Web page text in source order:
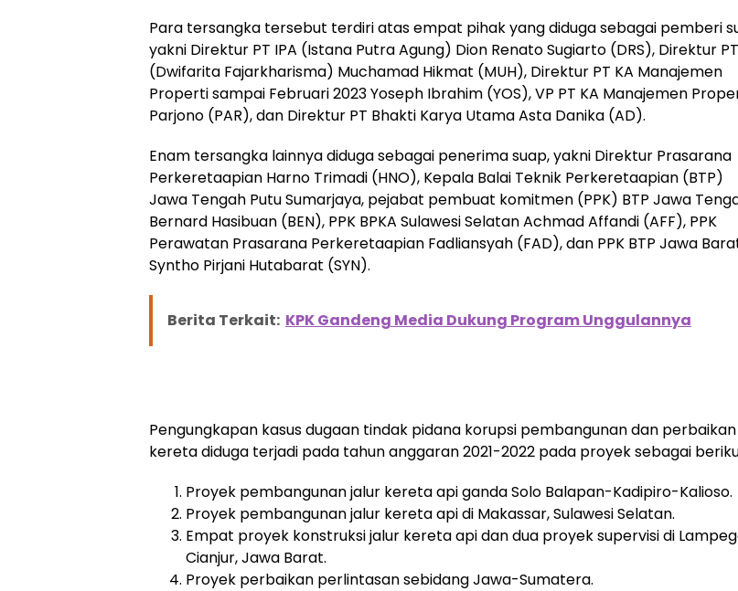
Para tersangka tersebut terdiri atas empat pihak yang diduga sebagai pemberi
yakni Direktur PT IPA (Istana Putra Agung) Dion Renato Sugiarto (DRS), Direktur
(Dwifarita Fajarkharisma) Muchamad Hikmat (MUH), Direktur PT KA Manajemen
Properti sampai Februari 2023 Yoseph Ibrahim (YOS), VP PT KA Manajemen
Parjono (PAR), dan Direktur PT Bhakti Karya Utama Asta Danika (AD).
Enam tersangka lainnya diduga sebagai penerima suap, yakni Direktur Prasarana
Perkeretaapian Harno Trimadi (HNO), Kepala Balai Teknik Perkeretaapian (BTP)
Jawa Tengah Putu Sumarjaya, pejabat pembuat komitmen (PPK) BTP Jawa
Bernard Hasibuan (BEN), PPK BPKA Sulawesi Selatan Achmad Affandi (AFF), PPK
Perawatan Prasarana Perkeretaapian Fadliansyah (FAD), dan PPK BTP Jawa
Syntho Pirjani Hutabarat (SYN).
Berita Terkait: KPK Gandeng Media Dukung Program Unggulannya
Pengungkapan kasus dugaan tindak pidana korupsi pembangunan dan
kereta diduga terjadi pada tahun anggaran 2021-2022 pada proyek sebagai
Proyek pembangunan jalur kereta api ganda Solo Balapan-Kadipiro-Kalioso.
Proyek pembangunan jalur kereta api di Makassar, Sulawesi Selatan.
Empat proyek konstruksi jalur kereta api dan dua proyek supervisi di
Cianjur, Jawa Barat.
Proyek perbaikan perlintasan sebidang Jawa-Sumatera.